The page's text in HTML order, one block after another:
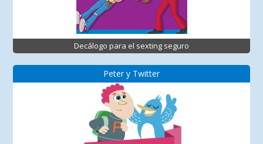
Decálogo para el sexting seguro
Peter y Twitter